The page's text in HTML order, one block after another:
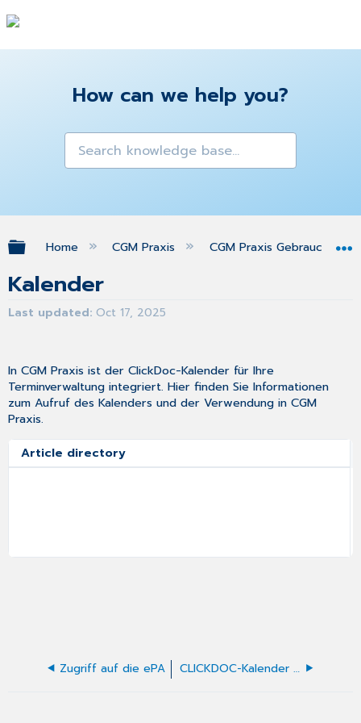
How can we help you?
Expand/collapse global hierarchy
Home CGM Praxis CGM Praxis
Kalender
Last updated Oct 17, 2025
In CGM Praxis ist der ClickDoc-Kalender für Ihre
Terminverwaltung integriert. Hier finden Sie Informationen
zum Aufruf des Kalenders und der Verwendung in CGM
Praxis.
Article directory
Zugriff auf die ePA CLICKDOC-Kalender in der Karteikarte